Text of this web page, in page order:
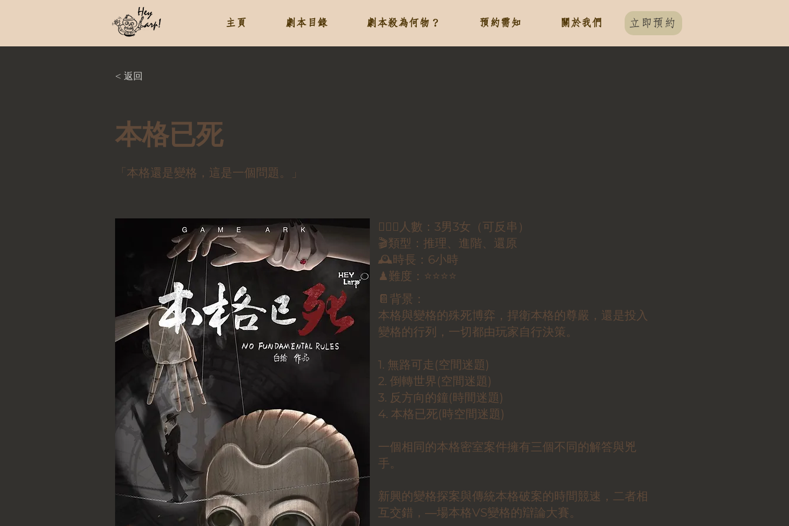
主頁 劇本目錄 劇本殺為何物？ 預約需知 關於我們 立即預約
< 返回
本格已死
「本格還是變格，這是一個問題。」
🕵🏻‍♀️人數：3男3女（可反串）
🎬類型：推理、進階、還原
🕰時長：6小時
♟難度：⭐⭐⭐⭐
📔背景：
本格與變格的殊死博弈，捍衛本格的尊嚴，還是投入
變格的行列，一切都由玩家自行決策。
1. 無路可走(空間迷題)
2. 倒轉世界(空間迷題)
3. 反方向的鐘(時間迷題)
4. 本格已死(時空間迷題)
一個相同的本格密室案件擁有三個不同的解答與兇
手。
新興的變格探案與傳統本格破案的時間競速，二者相
互交錯，―場本格VS變格的辯論大賽。